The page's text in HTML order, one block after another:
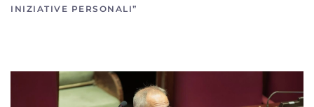
INIZIATIVE PERSONALI”